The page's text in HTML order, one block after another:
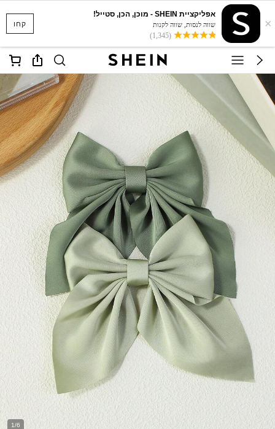
קחו ×
אפליקציית SHEIN - מוכן, הכן, סטייל!
שווה לנסות, שווה לקנות
(1,345)
1/6